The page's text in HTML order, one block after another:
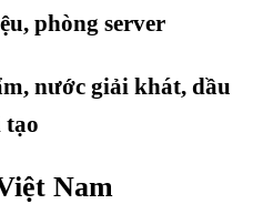
phòng server
nước giải khát, dầu
tạo
Nam